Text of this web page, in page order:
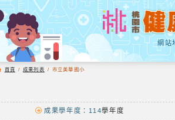
網站
首頁 / 成果列表 / 市立美華國小
成果學年度：114學年度